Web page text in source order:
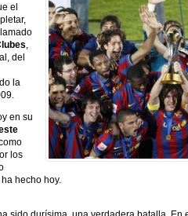
el
,
del
la
en su
los
hecho hoy.